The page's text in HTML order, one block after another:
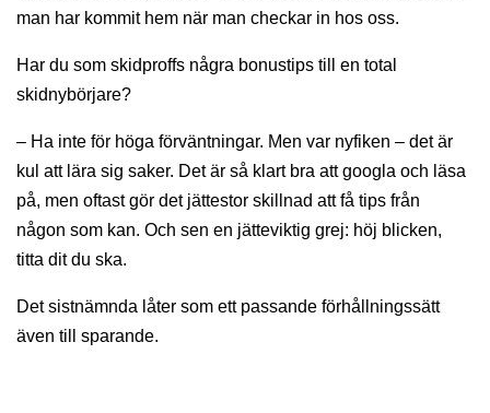
man har kommit hem när man checkar in hos oss.
Har du som skidproffs några bonustips till en total
skidnybörjare?
– Ha inte för höga förväntningar. Men var nyfiken – det är
kul att lära sig saker. Det är så klart bra att googla och läsa
på, men oftast gör det jättestor skillnad att få tips från
någon som kan. Och sen en jätteviktig grej: höj blicken,
titta dit du ska.
Det sistnämnda låter som ett passande förhållningssätt
även till sparande.